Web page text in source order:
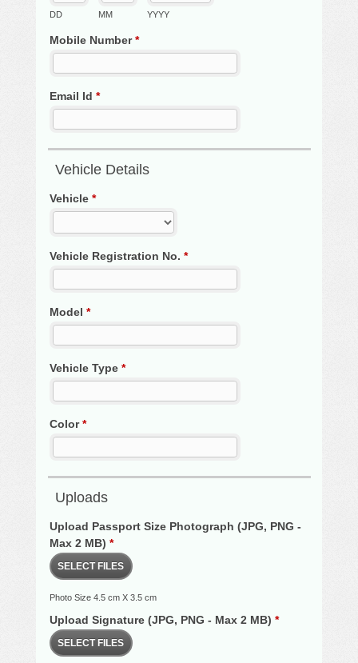
DD MM YYYY
Mobile Number*
Email Id *
Vehicle Details
Vehicle *
Vehicle Registration No. *
Model *
Vehicle Type *
Color*
Uploads
Upload Passport Size Photograph (JPG, PNG -
Max 2 MB) *
SELECT FILES
Photo Size 4.5 cm X 3.5 cm
Upload Signature (JPG, PNG - Max 2 MB) *
SELECT FILES